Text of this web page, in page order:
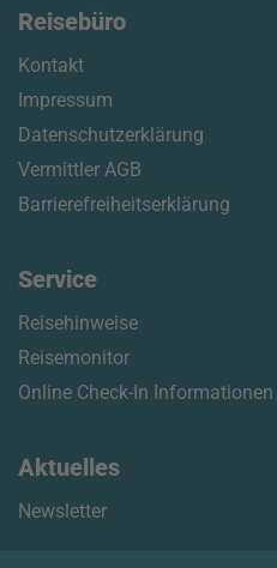
Reisebüro
Kontakt
Impressum
Datenschutzerklärung
Vermittler AGB
Barrierefreiheitserklärung
Service
Reisehinweise
Reisemonitor
Online Check-In Informationen
Aktuelles
Newsletter